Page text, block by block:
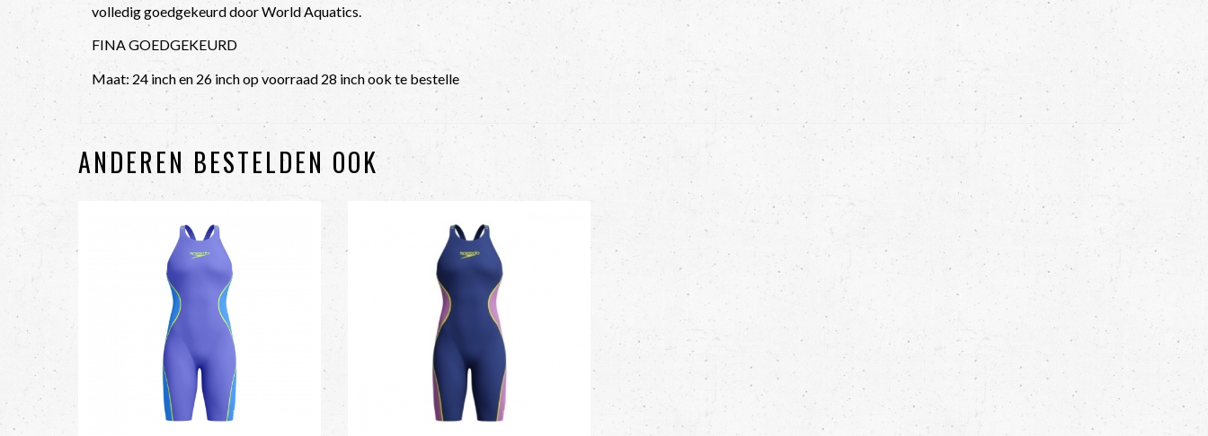
volledig goedgekeurd door World Aquatics.
FINA GOEDGEKEURD
Maat: 24 inch en 26 inch op voorraad 28 inch ook te bestelle
ANDEREN BESTELDEN OOK